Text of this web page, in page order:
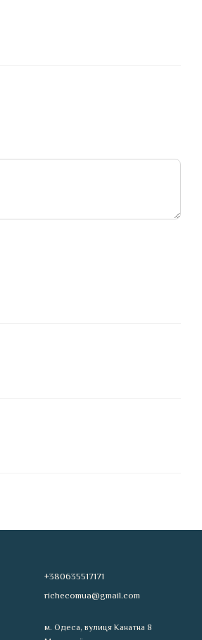
+380635517171
richecomua@gmail.com
м. Одеса, вулиця Канатна 8